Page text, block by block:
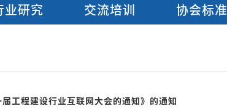
业研究 交流培训 协会标准
工程建设行业互联网大会的通知》的通知